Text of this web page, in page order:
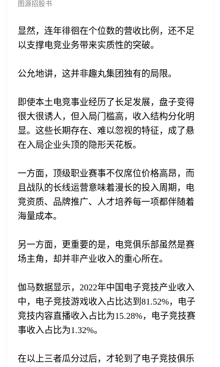
图源招股书
显然，连年徘徊在个位数的营收比例，还不足
以支撑电竞业务带来实质性的突破。
公允地讲，这并非趣丸集团独有的局限。
即使本土电竞事业经历了长足发展，盘子变得
很大很诱人，但入局门槛高，收入结构分化明
显。这些长期存在、难以忽视的特征，成了悬
在入局企业头顶的隐形天花板。
一方面，顶级职业赛事不仅席位价格高昂，而
且战队的长线运营意味着漫长的投入周期，电
竞资质、品牌推广、人才培养每一项都伴随着
海量成本。
另一方面，更重要的是，电竞俱乐部虽然是赛
场主角，却并非产业收入的重心所在。
伽马数据显示，2022年中国电子竞技产业收入
中，电子竞技游戏收入占比达到81.52%，电子
竞技内容直播收入占比为15.28%，电子竞技赛
事收入占比为1.32%。
在以上三者瓜分过后，才轮到了电子竞技俱乐